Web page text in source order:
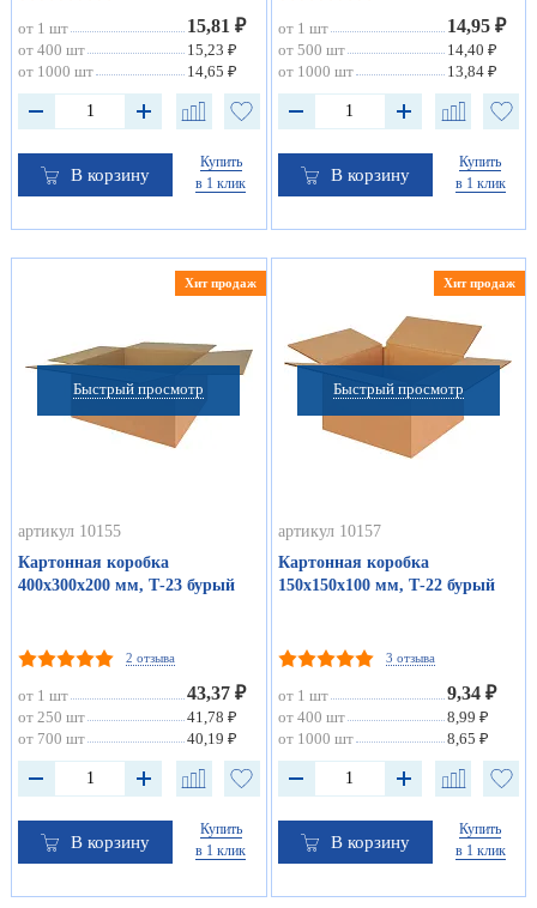
от 1 шт 15,81 ₽
от 400 шт
15,23 ₽
от 1000 шт
14,65 ₽
В корзину
Купить
в 1 клик
от 1 шт 14,95 ₽
от 500 шт
14,40 ₽
от 1000 шт
13,84 ₽
В корзину
Купить
в 1 клик
Быстрый просмотр
Хит продаж
артикул 10155
Картонная коробка
400х300х200 мм, Т-23 бурый
2 отзыва
от 1 шт 43,37 ₽
от 250 шт
41,78 ₽
от 700 шт
40,19 ₽
В корзину
Купить
в 1 клик
Быстрый просмотр
Хит продаж
артикул 10157
Картонная коробка
150х150х100 мм, Т-22 бурый
3 отзыва
от 1 шт 9,34 ₽
от 400 шт
8,99 ₽
от 1000 шт
8,65 ₽
В корзину
Купить
в 1 клик